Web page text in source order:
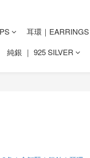
耳環｜EARRINGS
純銀 ｜ 925 SILVER